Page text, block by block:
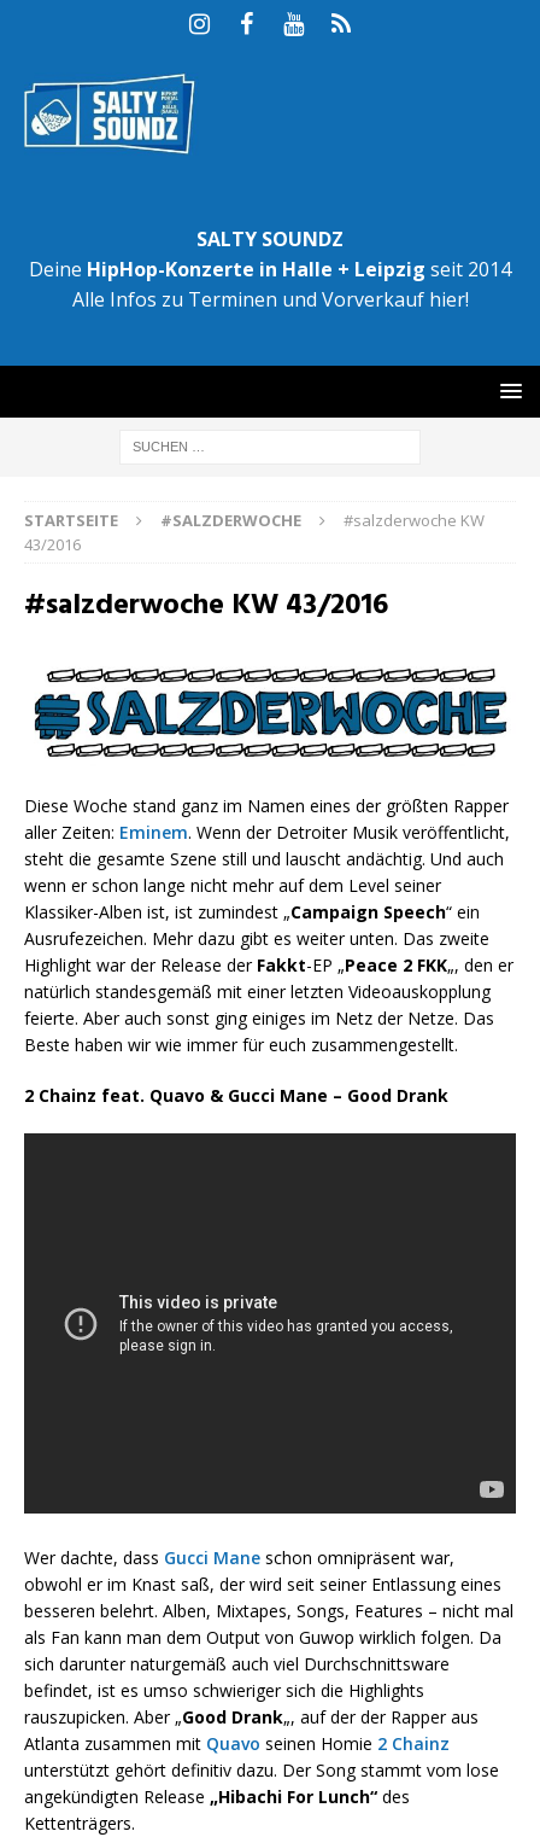
SALTY SOUNDZ
Deine HipHop-Konzerte in Halle + Leipzig seit 2014
Alle Infos zu Terminen und Vorverkauf hier!
STARTSEITE #SALZDERWOCHE
#salzderwoche KW
43/2016
#salzderwoche KW 43/2016
Diese Woche stand ganz im Namen eines der größten Rapper
aller Zeiten: Eminem. Wenn der Detroiter Musik veröffentlicht,
steht die gesamte Szene still und lauscht andächtig. Und auch
wenn er schon lange nicht mehr auf dem Level seiner
Klassiker-Alben ist, ist zumindest „Campaign Speech“ ein
Ausrufezeichen. Mehr dazu gibt es weiter unten. Das zweite
Highlight war der Release der Fakkt-EP „Peace 2 FKK„, den er
natürlich standesgemäß mit einer letzten Videoauskopplung
feierte. Aber auch sonst ging einiges im Netz der Netze. Das
Beste haben wir wie immer für euch zusammengestellt.
2 Chainz feat. Quavo & Gucci Mane – Good Drank
Wer dachte, dass Gucci Mane schon omnipräsent war,
obwohl er im Knast saß, der wird seit seiner Entlassung eines
besseren belehrt. Alben, Mixtapes, Songs, Features – nicht mal
als Fan kann man dem Output von Guwop wirklich folgen. Da
sich darunter naturgemäß auch viel Durchschnittsware
befindet, ist es umso schwieriger sich die Highlights
rauszupicken. Aber „Good Drank„, auf der der Rapper aus
Atlanta zusammen mit Quavo seinen Homie 2 Chainz
unterstützt gehört definitiv dazu. Der Song stammt vom lose
angekündigten Release „Hibachi For Lunch“ des
Kettenträgers.